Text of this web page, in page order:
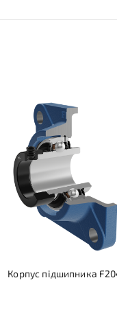
Корпус підшипника